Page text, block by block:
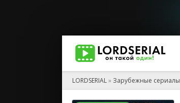
LORDSERIAL» Зарубежные сериалы